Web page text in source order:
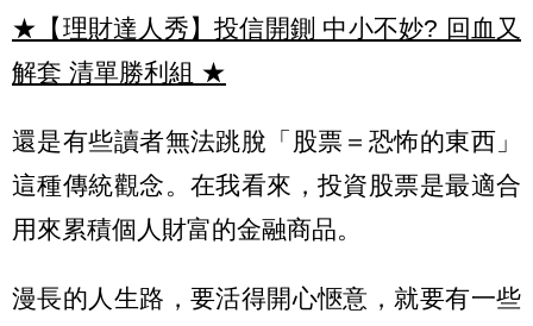
★【理財達人秀】投信開鍘 中小不妙? 回血又
解套 清單勝利組 ★
還是有些讀者無法跳脫「股票＝恐怖的東西」
這種傳統觀念。在我看來，投資股票是最適合
用來累積個人財富的金融商品。
漫長的人生路，要活得開心愜意，就要有一些